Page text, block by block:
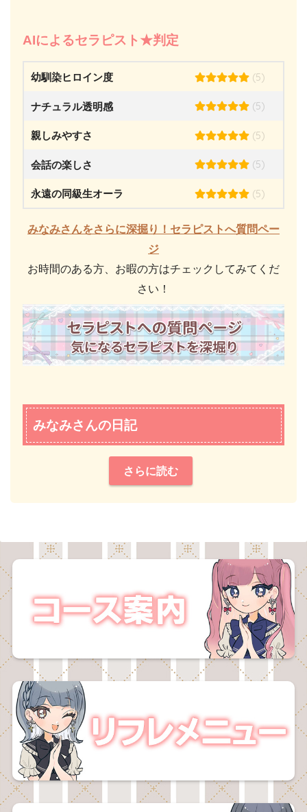
AIによるセラピスト★判定
幼馴染ヒロイン度 (5)
ナチュラル透明感 (5)
親しみやすさ (5)
会話の楽しさ (5)
永遠の同級生オーラ (5)
みなみさんをさらに深掘り！セラピストへ質問ペー
ジ
お時間のある方、お暇の方はチェックしてみてくだ
さい！
みなみさんの日記
さらに読む